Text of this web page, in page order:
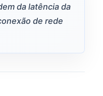
da latência da
de rede